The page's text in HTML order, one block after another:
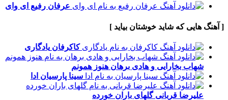
عرفان رفیع ای وای
[ آهنگ هایی که شاید خوشتان بیاید ]
کاکرفان یادگاری
شهاب بخارایی و هادی برهان هنوز همونم
سینا پارسیان ادا
علیرضا قربانیگلهای باران خورده